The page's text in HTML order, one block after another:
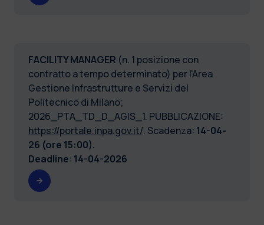
FACILITY MANAGER (n. 1 posizione con
contratto a tempo determinato) per l'Area
Gestione Infrastrutture e Servizi del
Politecnico di Milano;
2026_PTA_TD_D_AGIS_1. PUBBLICAZIONE:
https://portale.inpa.gov.it/. Scadenza: 14-04-
26 (ore 15:00).
Deadline: 14-04-2026